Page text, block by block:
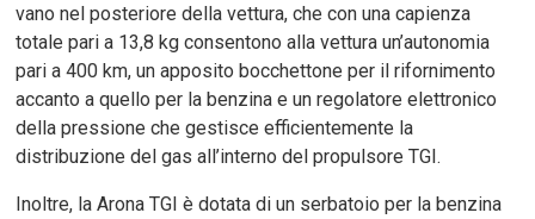
vano nel posteriore della vettura, che con una capienza
totale pari a 13,8 kg consentono alla vettura un’autonomia
pari a 400 km, un apposito bocchettone per il rifornimento
accanto a quello per la benzina e un regolatore elettronico
della pressione che gestisce efficientemente la
distribuzione del gas all’interno del propulsore TGI.
Inoltre, la Arona TGI è dotata di un serbatoio per la benzina